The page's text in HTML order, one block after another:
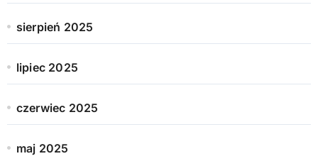
sierpień 2025
lipiec 2025
czerwiec 2025
maj 2025